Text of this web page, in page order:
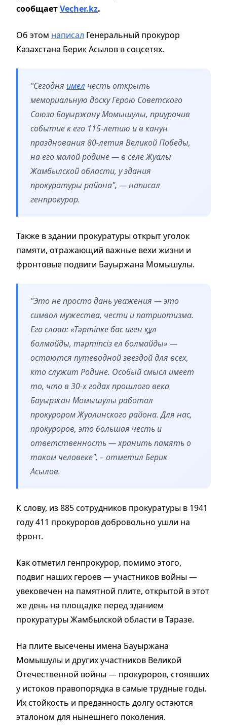
сообщаетVecher.kz.
Об этом написал Генеральный прокурор
Казахстана Берик Асылов в соцсетях.
"Сегодня имел честь открыть
мемориальную доску Герою Советского
Союза Бауыржану Момышулы, приурочив
событие к его 115-летию и в канун
празднования 80-летия Великой Победы,
на его малой родине — в селе Жуалы
Жамбылской области, у здания
прокуратуры района", — написал
генпрокурор.
Также в здании прокуратуры открыт уголок
памяти, отражающий важные вехи жизни и
фронтовые подвиги Бауыржана Момышулы.
"Это не просто дань уважения — это
символ мужества, чести и патриотизма.
Его слова: «Тәртіпке бас иген құл
болмайды, тәртіпсіз ел болмайды» —
остаются путеводной звездой для всех,
кто служит Родине. Особый смысл имеет
то, что в 30-х годах прошлого века
Бауыржан Момышулы работал
прокурором Жуалинского района. Для нас,
прокуроров, это большая честь и
ответственность — хранить память о
таком человеке", – отметил Берик
Асылов.
К слову, из 885 сотрудников прокуратуры в 1941
году 411 прокуроров добровольно ушли на
фронт.
Как отметил генпрокурор, помимо этого,
подвиг наших героев — участников войны —
увековечен на памятной плите, открытой в этот
же день на площадке перед зданием
прокуратуры Жамбылской области в Таразе.
На плите высечены имена Бауыржана
Момышулы и других участников Великой
Отечественной войны — прокуроров, стоявших
у истоков правопорядка в самые трудные годы.
Их стойкость и преданность долгу остаются
эталоном для нынешнего поколения.